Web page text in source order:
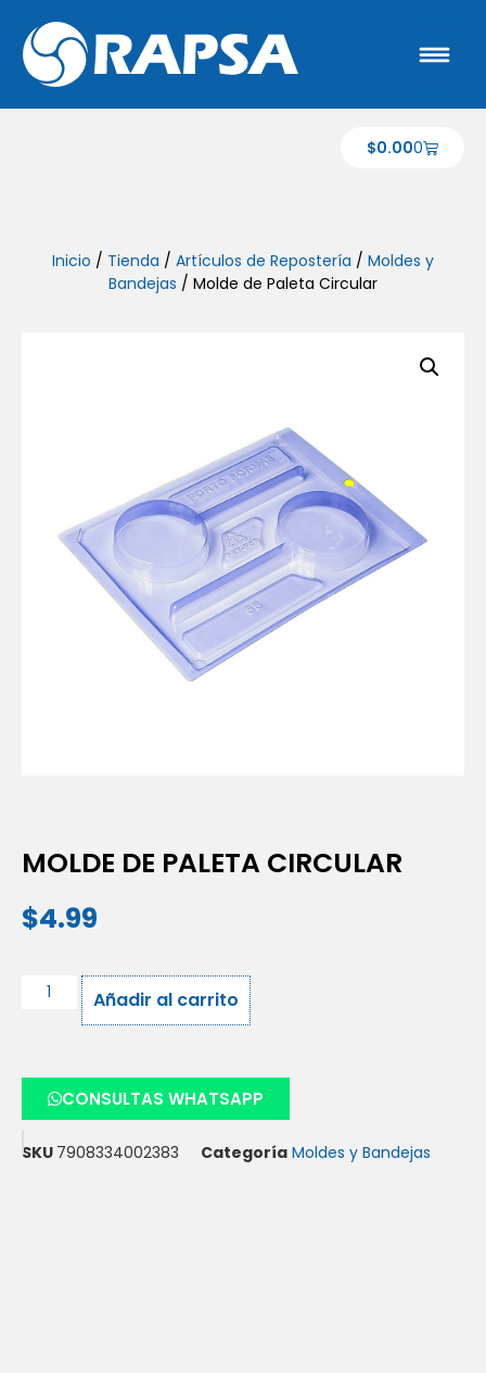
$0.000
Inicio / Tienda / Artículos de Repostería / Moldes y
Bandejas / Molde de Paleta Circular
MOLDE DE PALETA CIRCULAR
$4.99
Añadir al carrito
CONSULTAS WHATSAPP
SKU 7908334002383 Categoría Moldes y Bandejas